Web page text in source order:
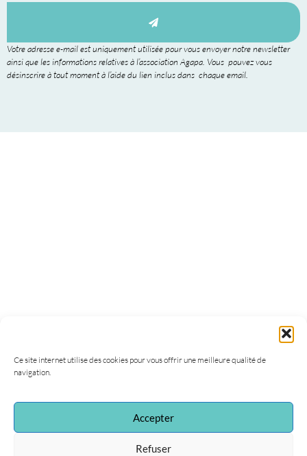
Ce site internet utilise des cookies pour vous offrir une meilleure qualité de
navigation.
Accepter
Refuser
Votre adresse e-mail est uniquement utilisée pour vous envoyer notre newsletter
ainsi que les informations relatives à l’association Agapa. Vous pouvez vous
désinscrire à tout moment à l’aide du lien inclus dans chaque email.